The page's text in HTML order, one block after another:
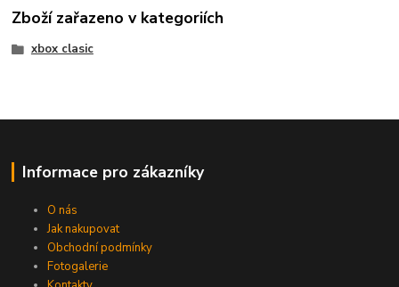
Zboží zařazeno v kategoriích
xbox clasic
Informace pro zákazníky
O nás
Jak nakupovat
Obchodní podmínky
Fotogalerie